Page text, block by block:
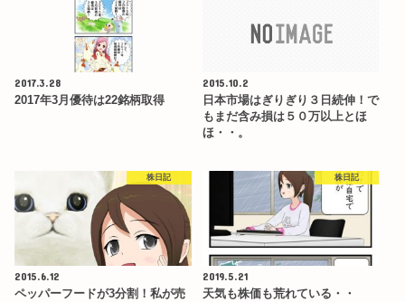
2017.3.28
2017年3月優待は22銘柄取得
2015.10.2
日本市場はぎりぎり３日続伸！で
もまだ含み損は５０万以上とほ
ほ・・。
株日記
2015.6.12
ペッパーフードが3分割！私が売
株日記
2019.5.21
天気も株価も荒れている・・